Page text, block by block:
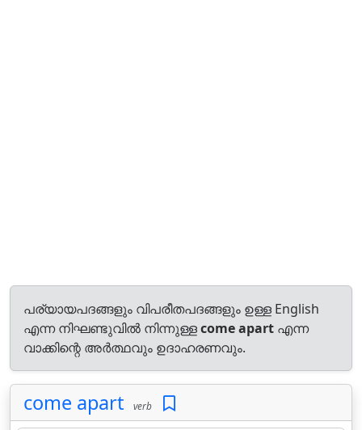
പര്യായപദങ്ങളും വിപരീതപദങ്ങളും ഉള്ള English
എന്ന നിഘണ്ടുവിൽ നിന്നുള്ളcome apart എന്ന
വാക്കിന്റെ അർത്ഥവും ഉദാഹരണവും.
come apart verb